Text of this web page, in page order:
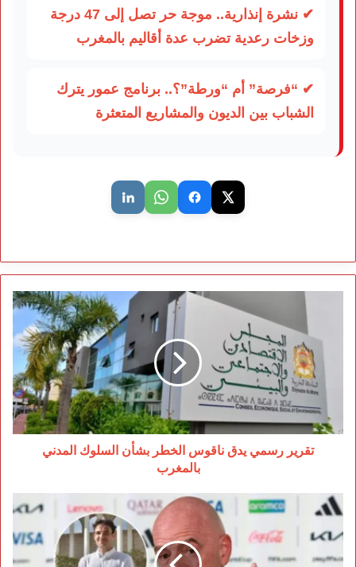
✔ نشرة إنذارية.. موجة حر تصل إلى 47 درجة
وزخات رعدية تضرب عدة أقاليم بالمغرب
✔ “فرصة” أم “ورطة”؟.. برنامج عمور يترك
الشباب بين الديون والمشاريع المتعثرة
تقرير
رسمي
ناقوس
الخطر
بشأن
السلوك
المدني
بالمغرب
تقرير رسمي يدق ناقوس الخطر بشأن السلوك المدني
بالمغرب
رئيس
الفيفا
يدخل
على